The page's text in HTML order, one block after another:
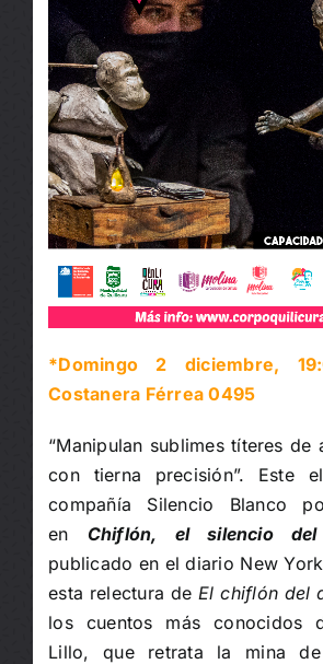
*Domingo 2 diciembre,
Costanera Férrea 0495
“Manipulan sublimes títeres de
con tierna precisión”. Este
compañía Silencio Blanco
en Chiflón, el silencio
publicado en el diario New
esta relectura de El chiflón del
los cuentos más conocidos
Lillo, que retrata la mina